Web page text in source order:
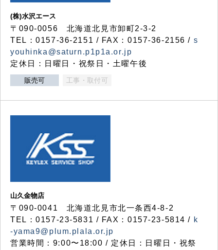
(株)水沢エース
〒090-0056 北海道北見市卸町2-3-2
TEL：0157-36-2151 / FAX：0157-36-2156 / s
youhinka@saturn.p1p1a.or.jp
定休日：日曜日・祝祭日・土曜午後
販売可 工事・取付可
山久金物店
〒090-0041 北海道北見市北一条西4-8-2
TEL：0157-23-5831 / FAX：0157-23-5814 / k
-yama9@plum.plala.or.jp
営業時間：9:00〜18:00 / 定休日：日曜日・祝祭